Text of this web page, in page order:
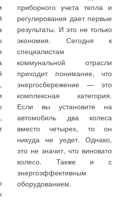
приборного учета тепла и
регулирования дает первые
результаты. И это не только
экономия. Сегодня к
специалистам
коммунальной отрасли
приходит понимание, что
энергосбережение — это
комплексная категория.
Если вы установите на
автомобиль два колеса
вместо четырех, то он
никуда не уедет. Однако,
это не значит, что виновато
колесо. Также и с
энергоэффективным
оборудованием.
KSB - 150 лет опыта,
ОВК зданий и сооружений
канализационных